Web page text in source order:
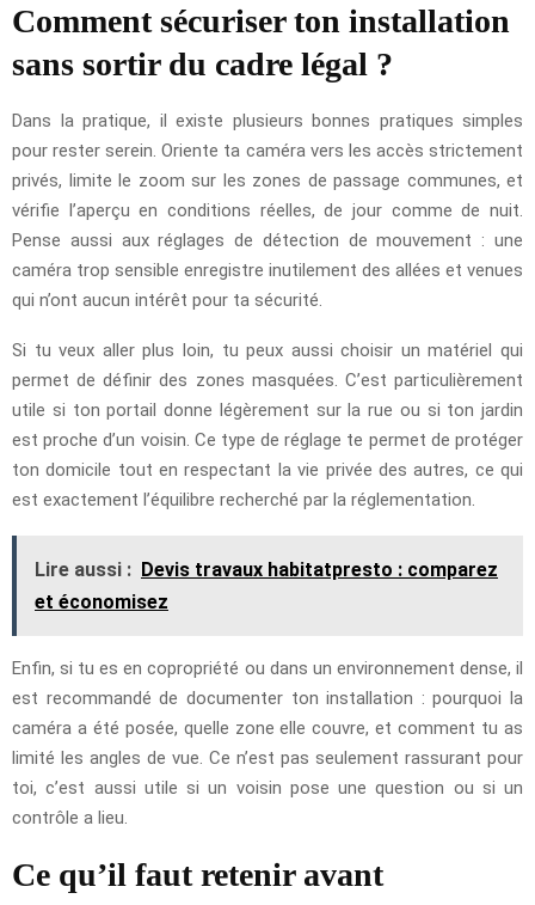
Comment sécuriser ton installation
sans sortir du cadre légal ?
Dans la pratique, il existe plusieurs bonnes pratiques simples
pour rester serein. Oriente ta caméra vers les accès strictement
privés, limite le zoom sur les zones de passage communes, et
vérifie l’aperçu en conditions réelles, de jour comme de nuit.
Pense aussi aux réglages de détection de mouvement : une
caméra trop sensible enregistre inutilement des allées et venues
qui n’ont aucun intérêt pour ta sécurité.
Si tu veux aller plus loin, tu peux aussi choisir un matériel qui
permet de définir des zones masquées. C’est particulièrement
utile si ton portail donne légèrement sur la rue ou si ton jardin
est proche d’un voisin. Ce type de réglage te permet de protéger
ton domicile tout en respectant la vie privée des autres, ce qui
est exactement l’équilibre recherché par la réglementation.
Lire aussi : Devis travaux habitatpresto : comparez
et économisez
Enfin, si tu es en copropriété ou dans un environnement dense, il
est recommandé de documenter ton installation : pourquoi la
caméra a été posée, quelle zone elle couvre, et comment tu as
limité les angles de vue. Ce n’est pas seulement rassurant pour
toi, c’est aussi utile si un voisin pose une question ou si un
contrôle a lieu.
Ce qu’il faut retenir avant